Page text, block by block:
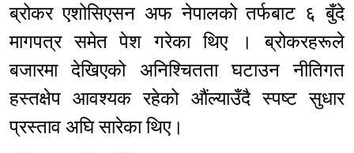
ब्रोकर एशोसिएसन अफ नेपालको तर्फबाट ६ बुँदे
मागपत्र समेत पेश गरेका थिए । ब्रोकरहरूले
बजारमा देखिएको अनिश्चितता घटाउन नीतिगत
हस्तक्षेप आवश्यक रहेको औंल्याउँदै स्पष्ट सुधार
प्रस्ताव अघि सारेका थिए।